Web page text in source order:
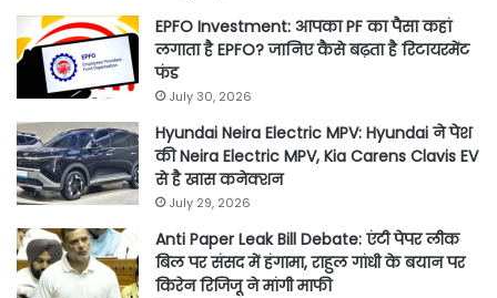
EPFO Investment: आपका PF का पैसा कहां
लगाता है EPFO? जानिए कैसे बढ़ता है रिटायरमेंट
फंड
July 30, 2026
Hyundai Neira Electric MPV: Hyundai ने पेश
की Neira Electric MPV, Kia Carens Clavis EV
से है खास कनेक्शन
July 29, 2026
Anti Paper Leak Bill Debate: एंटी पेपर लीक
बिल पर संसद में हंगामा, राहुल गांधी के बयान पर
किरेन रिजिजू ने मांगी माफी